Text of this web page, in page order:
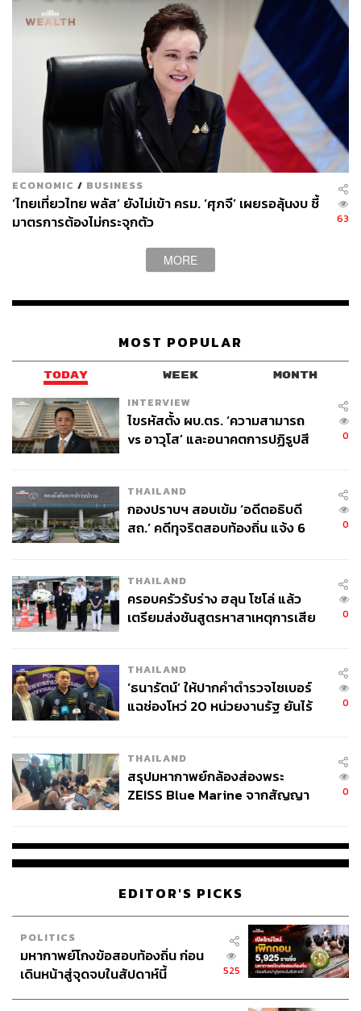
ECONOMIC / BUSINESS
‘ไทยเที่ยวไทย พลัส’ ยังไม่เข้า ครม. ‘ศุภจี’ เผยรอลุ้นงบ ชี้
มาตรการต้องไม่กระจุกตัว
63
MORE
MOST POPULAR
TODAY WEEK MONTH
INTERVIEW
ไขรหัสตั้ง ผบ.ตร. ‘ความสามารถ
vs อาวุโส’ และอนาคตการปฏิรูปสี
0
THAILAND
กองปราบฯ สอบเข้ม ‘อดีตอธิบดี
สถ.’ คดีทุจริตสอบท้องถิ่น แจ้ง 6
0
THAILAND
ครอบครัวรับร่าง ฮลุน โซโล่ แล้ว
เตรียมส่งชันสูตรหาสาเหตุการเสีย
0
THAILAND
‘ธนารัตน์’ ให้ปากคำตำรวจไซเบอร์
แฉช่องโหว่ 20 หน่วยงานรัฐ ยันไร้
0
THAILAND
สรุปมหากาพย์กล้องส่องพระ
ZEISS Blue Marine จากสัญญา
จ่ายหนี้-แอบระบุแบรนด์
0
EDITOR'S PICKS
POLITICS
มหากาพย์โกงข้อสอบท้องถิ่น ก่อน
เดินหน้าสู่จุดจบในสัปดาห์นี้
525